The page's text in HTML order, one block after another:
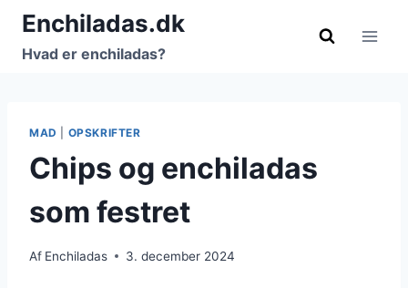
Fortsæt
indhold
Enchiladas.dk
Hvad er enchiladas?
MAD OPSKRIFTER
Chips og enchiladas
som festret
Af Enchiladas 3. december 2024